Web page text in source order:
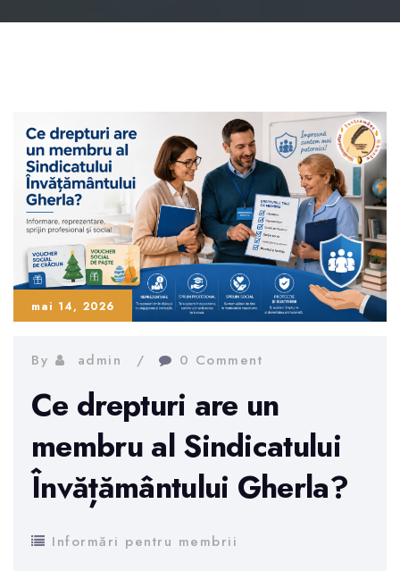
mai 14, 2026
By admin 0 Comment
Ce drepturi are un
membru al Sindicatului
Învățământului Gherla?
Informări pentru membrii